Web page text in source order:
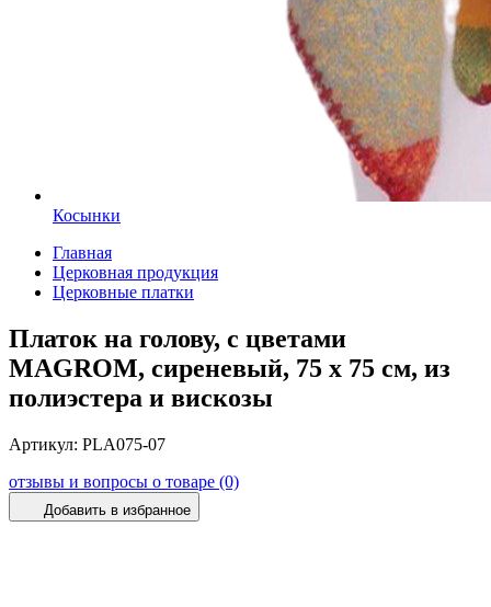
Косынки
Главная
Церковная продукция
Церковные платки
Платок на голову, с цветами
MAGROM, сиреневый, 75 х 75 см, из
полиэстера и вискозы
Артикул: PLA075-07
отзывы и вопросы о товаре (0)
Добавить в избранное